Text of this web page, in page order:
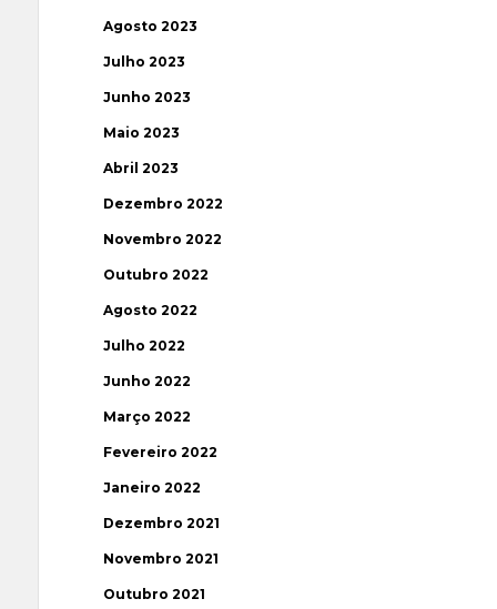
Agosto 2023
Julho 2023
Junho 2023
Maio 2023
Abril 2023
Dezembro 2022
Novembro 2022
Outubro 2022
Agosto 2022
Julho 2022
Junho 2022
Março 2022
Fevereiro 2022
Janeiro 2022
Dezembro 2021
Novembro 2021
Outubro 2021